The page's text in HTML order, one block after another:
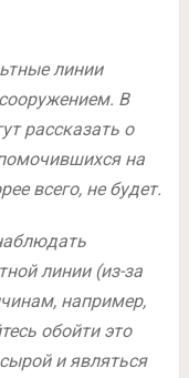
линии
В
рассказать о
на
всего, не будет.
линии (из-за
например,
обойти это
и являться